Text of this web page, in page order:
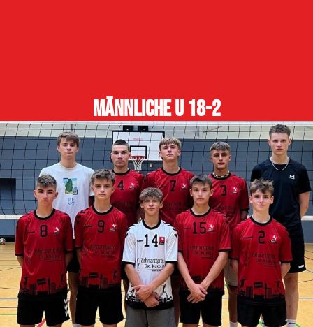
männliche U 18-2